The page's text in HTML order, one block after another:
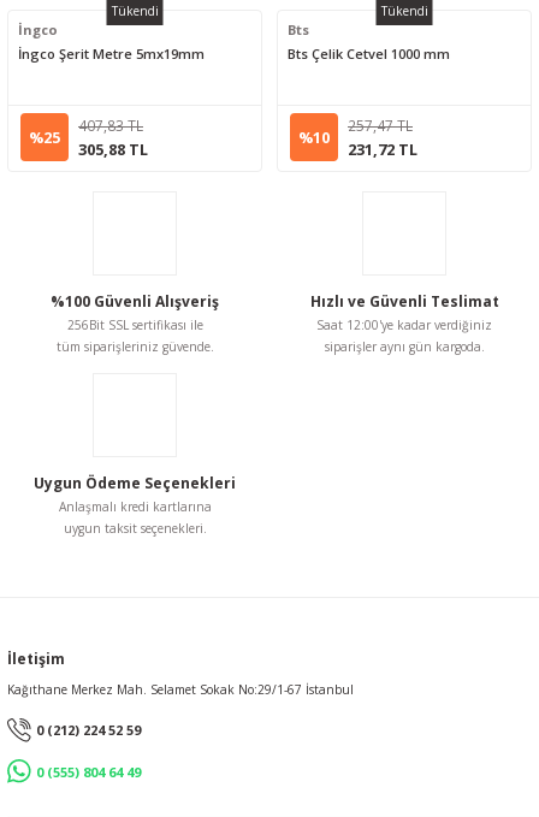
Tükendi
İngco
İngco Şerit Metre 5mx19mm
%25
407,83 TL
305,88 TL
Tükendi
Bts
Bts Çelik Cetvel 1000 mm
%10
257,47 TL
231,72 TL
%100 Güvenli Alışveriş
256Bit SSL sertifikası ile
tüm siparişleriniz güvende.
Hızlı ve Güvenli Teslimat
Saat 12:00'ye kadar verdiğiniz
siparişler aynı gün kargoda.
Uygun Ödeme Seçenekleri
Anlaşmalı kredi kartlarına
uygun taksit seçenekleri.
İletişim
Kağıthane Merkez Mah. Selamet Sokak No:29/1-67 İstanbul
0 (212) 224 52 59
0 (555) 804 64 49